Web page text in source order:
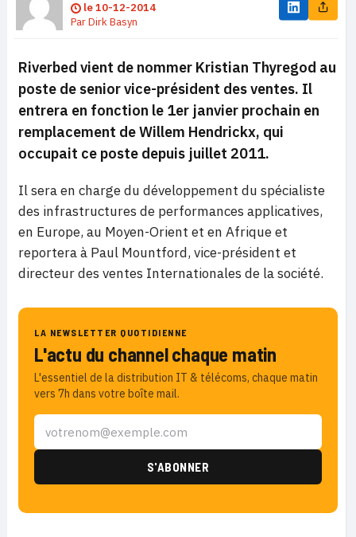
le10-12-2014
ParDirk Basyn
Riverbed vient de nommer Kristian Thyregod au
poste de senior vice-président des ventes. Il
entrera en fonction le 1er janvier prochain en
remplacement de Willem Hendrickx, qui
occupait ce poste depuis juillet 2011.
Il sera en charge du développement du spécialiste
des infrastructures de performances applicatives,
en Europe, au Moyen-Orient et en Afrique et
reportera à Paul Mountford, vice-président et
directeur des ventes Internationales de la société.
LA NEWSLETTER QUOTIDIENNE
L'actu du channel chaque matin
L'essentiel de la distribution IT & télécoms, chaque matin
vers 7h dans votre boîte mail.